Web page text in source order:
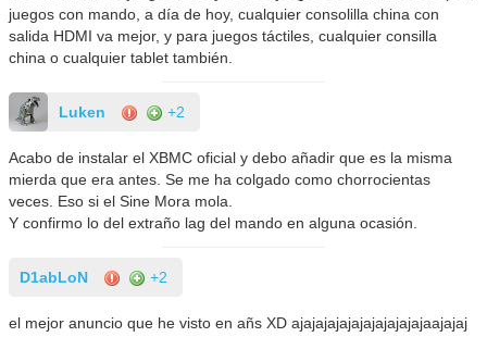
juegos con mando, a día de hoy, cualquier consolilla china con
salida HDMI va mejor, y para juegos táctiles, cualquier consilla
china o cualquier tablet también.
Luken +2
Acabo de instalar el XBMC oficial y debo añadir que es la misma
mierda que era antes. Se me ha colgado como chorrocientas
veces. Eso si el Sine Mora mola.
Y confirmo lo del extraño lag del mando en alguna ocasión.
D1abLoN +2
el mejor anuncio que he visto en añs XD ajajajajajajajajajajajaajajaj